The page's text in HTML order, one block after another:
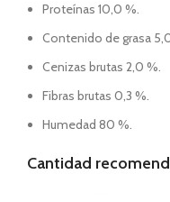
Proteínas 10,0 %.
Contenido de grasa
Cenizas brutas 2,0 %.
Fibras brutas 0,3 %.
Humedad 80 %.
Cantidad